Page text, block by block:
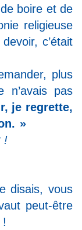
boire et de
religieuse
c’était
plus
n’avais pas
je regrette,
»
!
disais, vous
peut-être